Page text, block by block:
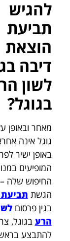
להגיש
תביעת
הוצאת
דיבה
לשון
בגוגל?
מאחר ובאופן
גוגל אינה
באופן ישיר
המופיעים
החיפוש שלה –
הגשת
בגין פרסום
הרע בגוגל,
להתבצע